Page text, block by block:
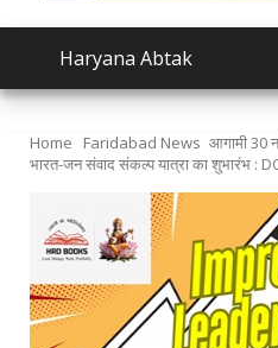
Haryana Abtak
Home Faridabad News आगामी 30
भारत-जन संवाद संकल्प यात्रा का शुभारंभ :